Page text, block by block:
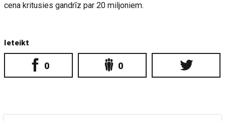
cena kritusies gandrīz par 20 miljoniem.
Ieteikt
0 0